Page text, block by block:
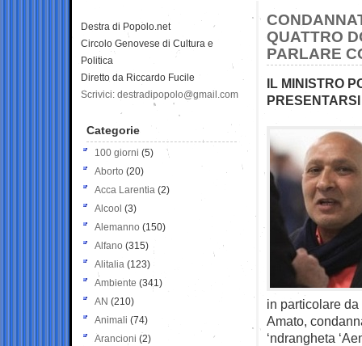
QUATTRO
PARLARE
IL MINISTRO
in particolare
Amato,
‘ndrangheta
Destra di Popolo.net
Circolo Genovese di Cultura e
Politica
Diretto da Riccardo Fucile
Scrivici: destradipopolo@gmail.com
Categorie
100 giorni (5)
Aborto (20)
Acca Larentia (2)
Alcool (3)
Alemanno (150)
Alfano (315)
Alitalia (123)
Ambiente (341)
AN (210)
Animali (74)
Arancioni (2)